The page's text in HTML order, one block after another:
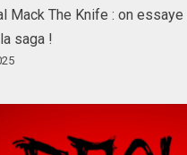
Mack The Knife : on
saga !